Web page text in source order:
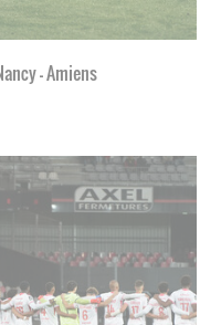
- Amiens